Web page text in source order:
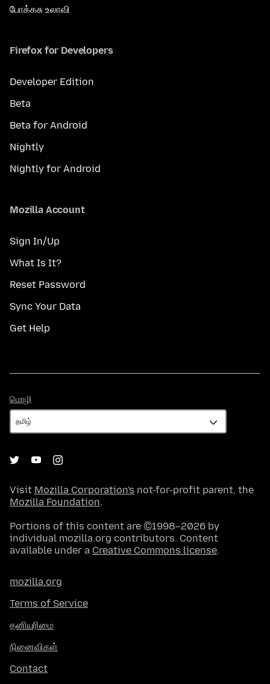
போக்கசு உலாவி
Firefox for Developers
Developer Edition
Beta
Beta for Android
Nightly
Nightly for Android
Mozilla Account
Sign In/Up
What Is It?
Reset Password
Sync Your Data
Get Help
மொழி
Visit Mozilla Corporation's not-for-profit parent, the
Mozilla Foundation.
Portions of this content are ©1998–2026 by
individual mozilla.org contributors. Content
available under a Creative Commons license.
mozilla.org
Terms of Service
தனியுரிமை
நினைவிகள்
Contact